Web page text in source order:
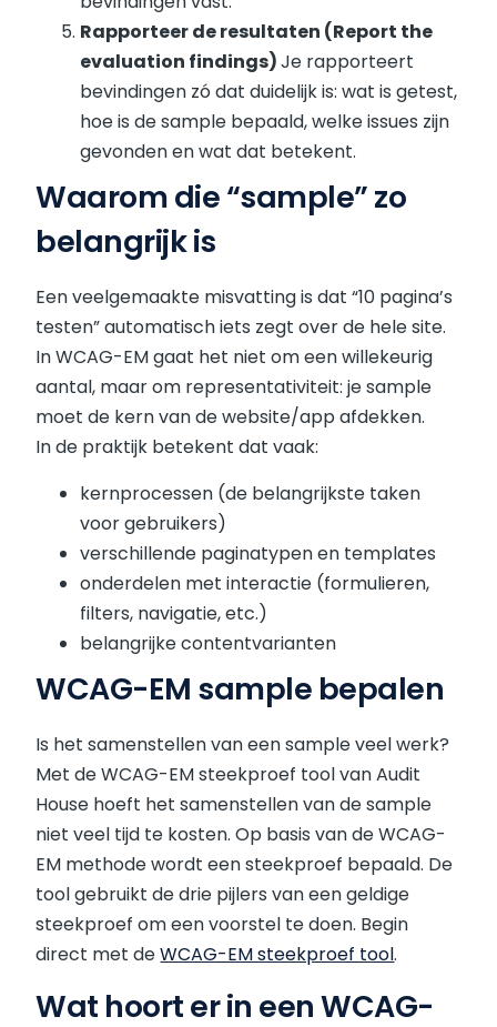
Rapporteer de resultaten (Report the
evaluation findings)Je rapporteert
bevindingen zó dat duidelijk is: wat is getest,
hoe is de sample bepaald, welke issues zijn
gevonden en wat dat betekent.
Waarom die “sample” zo
belangrijk is
Een veelgemaakte misvatting is dat “10 pagina’s
testen” automatisch iets zegt over de hele site.
In WCAG-EM gaat het niet om een willekeurig
aantal, maar om representativiteit: je sample
moet de kern van de website/app afdekken.
In de praktijk betekent dat vaak:
kernprocessen (de belangrijkste taken
voor gebruikers)
verschillende paginatypen en templates
onderdelen met interactie (formulieren,
filters, navigatie, etc.)
belangrijke contentvarianten
WCAG-EM sample bepalen
Is het samenstellen van een sample veel werk?
Met de WCAG-EM steekproef tool van Audit
House hoeft het samenstellen van de sample
niet veel tijd te kosten. Op basis van de WCAG-
EM methode wordt een steekproef bepaald. De
tool gebruikt de drie pijlers van een geldige
steekproef om een voorstel te doen. Begin
direct met deWCAG-EM steekproef tool.
Wat hoort er in een WCAG-